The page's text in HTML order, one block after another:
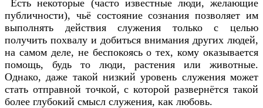
Есть некоторые (часто известные люди, желающие
публичности), чьё состояние сознания позволяет им
выполнять действия служения только с целью
получить похвалу и добиться внимания других людей,
на самом деле, не беспокоясь о тех, кому оказывается
помощь, будь то люди, растения или животные.
Однако, даже такой низкий уровень служения может
стать отправной точкой, с которой развернётся такой
более глубокий смысл служения, как любовь.